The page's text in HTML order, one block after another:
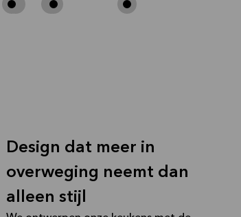
Design dat meer in
overweging neemt dan
alleen stijl